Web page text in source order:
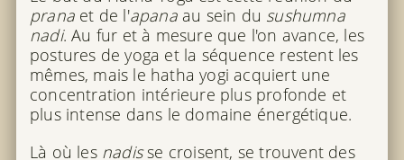
pranaet de l'apanaau sein du sushumna
nadi. Au fur et à mesure que l'on avance, les
postures de yoga et la séquence restent les
mêmes, mais le hatha yogi acquiert une
concentration intérieure plus profonde et
plus intense dans le domaine énergétique.
Là où les nadisse croisent, se trouvent des